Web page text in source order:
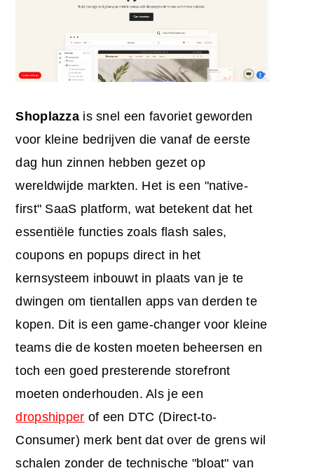
Shoplazza is snel een favoriet geworden
voor kleine bedrijven die vanaf de eerste
dag hun zinnen hebben gezet op
wereldwijde markten. Het is een "native-
first" SaaS platform, wat betekent dat het
essentiële functies zoals flash sales,
coupons en popups direct in het
kernsysteem inbouwt in plaats van je te
dwingen om tientallen apps van derden te
kopen. Dit is een game-changer voor kleine
teams die de kosten moeten beheersen en
toch een goed presterende storefront
moeten onderhouden. Als je een
dropshipper of een DTC (Direct-to-
Consumer) merk bent dat over de grens wil
schalen zonder de technische "bloat" van